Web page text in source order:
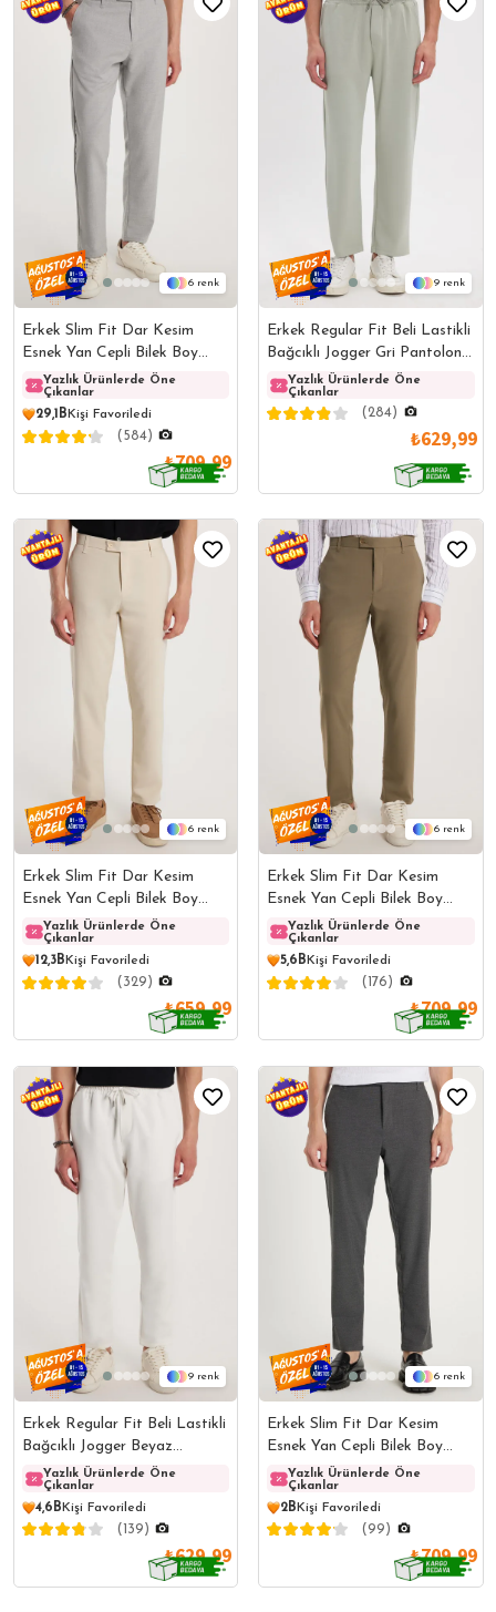
6
Erkek Slim Fit Dar Kesim
Esnek Yan Cepli Bilek Boy
Canvas Kesim Gri Pantolon
Yazlık Ürünlerde Öne
Çıkanlar
Yazlık Ürünlerde Öne
Çıkanlar
29,1B Kişi Favoriledi
(584)
₺709,99
9
Erkek Regular Fit Beli Lastikli
Bağcıklı Jogger Gri Pantolon
Rahat Kesim Yan Cepli
Yazlık Ürünlerde Öne
Çıkanlar
(284)
₺629,99
6
Erkek Slim Fit Dar Kesim
Esnek Yan Cepli Bilek Boy
Canvas Kesim Koyu Bej
Pantolon
Yazlık Ürünlerde Öne
Çıkanlar
Yazlık Ürünlerde Öne
Çıkanlar
12,3BKişi Favoriledi
(329)
₺659,99
6
Erkek Slim Fit Dar Kesim
Esnek Yan Cepli Bilek Boy
Canvas Kesim Açık Haki
Pantolon
Yazlık Ürünlerde Öne
Çıkanlar
5,6BKişi Favoriledi
(176)
₺709,99
9
Erkek Regular Fit Beli Lastikli
Bağcıklı Jogger Beyaz
Pantolon Rahat Kesim Yan
Cepli
Yazlık Ürünlerde Öne
Çıkanlar
Yazlık Ürünlerde Öne
Çıkanlar
4,6B Kişi Favoriledi
(139)
₺629,99
6
Erkek Slim Fit Dar Kesim
Esnek Yan Cepli Bilek Boy
Canvas Kesim Koyu Gri
Pantolon
Yazlık Ürünlerde Öne
Çıkanlar
2B Kişi Favoriledi
(99)
₺709,99